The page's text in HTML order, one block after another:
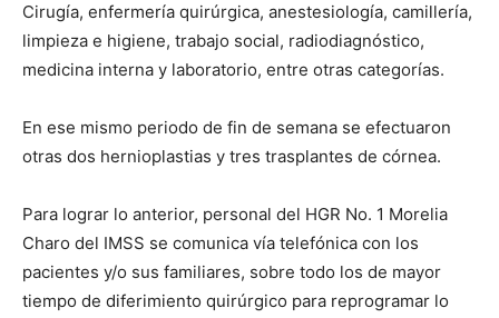
Cirugía, enfermería quirúrgica, anestesiología, camillería,
limpieza e higiene, trabajo social, radiodiagnóstico,
medicina interna y laboratorio, entre otras categorías.
En ese mismo periodo de fin de semana se efectuaron
otras dos hernioplastias y tres trasplantes de córnea.
Para lograr lo anterior, personal del HGR No. 1 Morelia
Charo del IMSS se comunica vía telefónica con los
pacientes y/o sus familiares, sobre todo los de mayor
tiempo de diferimiento quirúrgico para reprogramar lo